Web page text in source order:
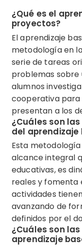
¿Qué es el
proyectos?
El aprendizaje
metodología en
serie de tareas
problemas sobre
alumnos
cooperativa para
presentan a los
¿Cuáles son
del
Esta
alcance integral
educativas, es
reales y fomenta
actividades
avanzando de
definidos por el
¿Cuáles son
aprendizaje